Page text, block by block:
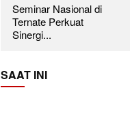
Seminar Nasional di
Ternate Perkuat
Sinergi...
SAAT INI